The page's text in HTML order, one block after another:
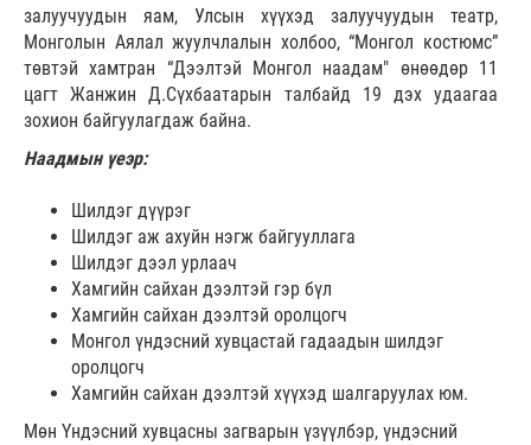
залуучуудын яам, Улсын хүүхэд залуучуудын театр,
Монголын Аялал жуулчлалын холбоо, “Монгол костюмс”
төвтэй хамтран “Дээлтэй Монгол наадам" өнөөдөр 11
цагт Жанжин Д.Сүхбаатарын талбайд 19 дэх удаагаа
зохион байгуулагдаж байна.
Наадмын үеэр:
Шилдэг дүүрэг
Шилдэг аж ахуйн нэгж байгууллага
Шилдэг дээл урлаач
Хамгийн сайхан дээлтэй гэр бүл
Хамгийн сайхан дээлтэй оролцогч
Монгол үндэсний хувцастай гадаадын шилдэг
оролцогч
Хамгийн сайхан дээлтэй хүүхэд шалгаруулах юм.
Мөн Үндэсний хувцасны загварын үзүүлбэр, үндэсний